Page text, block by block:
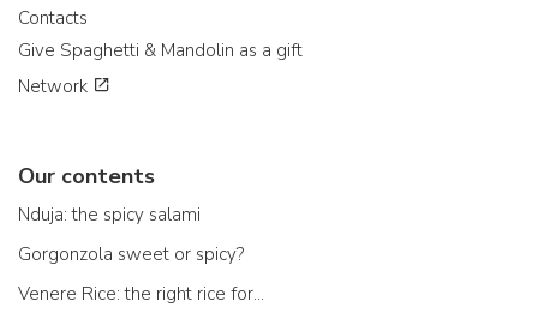
Contacts
Give Spaghetti & Mandolin as a gift
Network
Our contents
Nduja: the spicy salami
Gorgonzola sweet or spicy?
Venere Rice: the right rice for...